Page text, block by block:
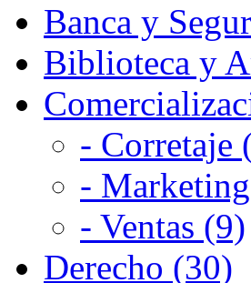
Banca y
Biblioteca y
- Corretaje
-
- Ventas (9)
Derecho (30)